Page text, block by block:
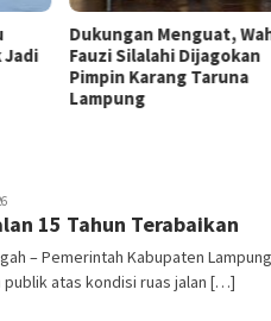
Jadi
Dukungan Menguat,
Fauzi Silalahi Dijagokan
Pimpin Karang Taruna
Lampung
15 Tahun Terabaikan
– Pemerintah Kabupaten Lampung
atas kondisi ruas jalan […]